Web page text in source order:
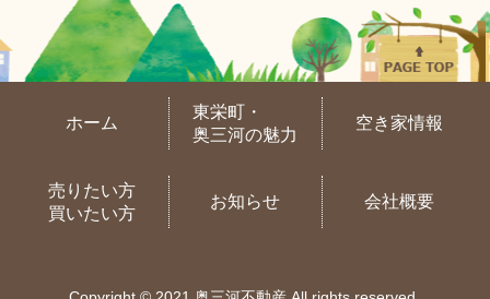
ホーム
東栄町・
奥三河の魅力
空き家情報
売りたい方
買いたい方
お知らせ 会社概要